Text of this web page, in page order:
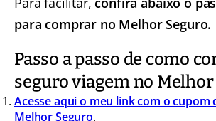
para comprar no Melhor Seguro.
Passo a passo de como
seguro viagem no Melhor
Acesse aqui o meu link com o cupom
Melhor Seguro.